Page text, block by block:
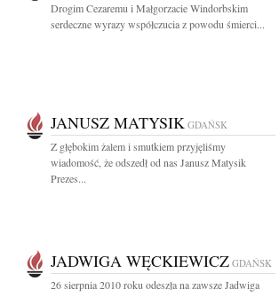
Drogim Cezaremu i Małgorzacie Windorbskim
serdeczne wyrazy współczucia z powodu śmierci...
JANUSZ MATYSIK GDAŃSK
Z głębokim żalem i smutkiem przyjęliśmy
wiadomość, że odszedł od nas Janusz Matysik
Prezes...
JADWIGA WĘCKIEWICZ GDAŃSK
26 sierpnia 2010 roku odeszła na zawsze Jadwiga